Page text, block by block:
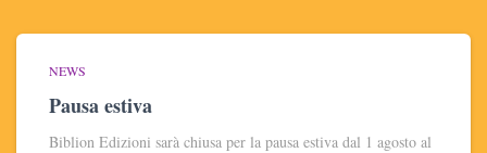
NEWS
Pausa estiva
Biblion Edizioni sarà chiusa per la pausa estiva dal 1 agosto al